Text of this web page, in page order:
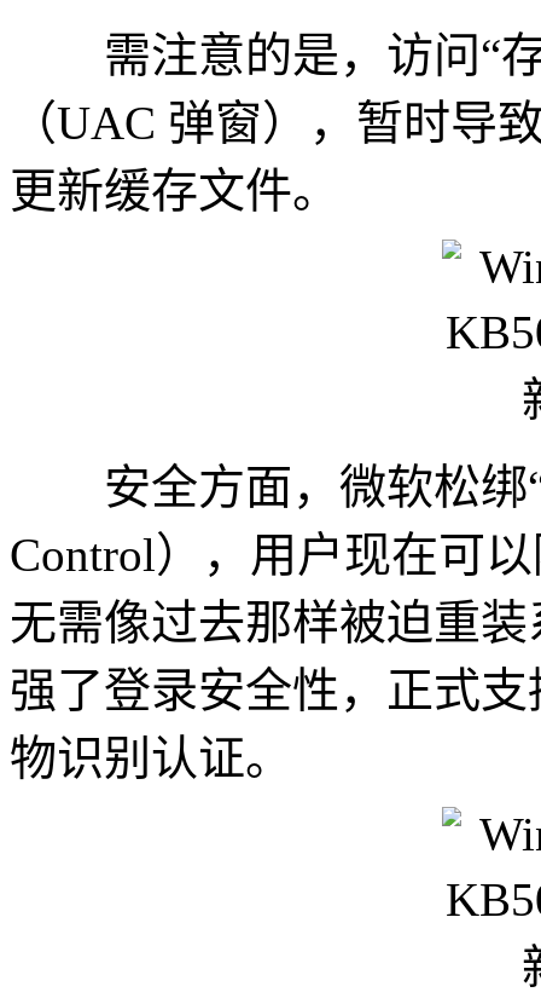
需注意的是，访问“存
（UAC 弹窗），暂时导
更新缓存文件。
安全方面，微软松绑“
Control），用户现在可
无需像过去那样被迫重
强了登录安全性，正式
物识别认证。